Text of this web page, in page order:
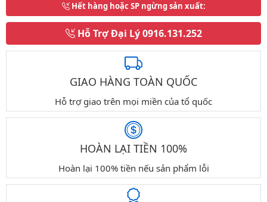
Hết hàng hoặc SP ngừng sản xuất:
Hỗ Trợ Đại Lý0916.131.252
GIAO HÀNG TOÀN QUỐC
Hỗ trợ giao trên mọi miền của tổ quốc
HOÀN LẠI TIỀN 100%
Hoàn lại 100% tiền nếu sản phẩm lỗi